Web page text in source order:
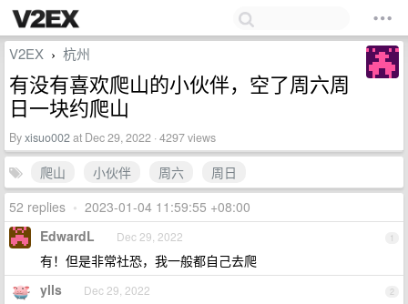
V2EX › 杭州
有没有喜欢爬山的小伙伴，空了周六周
日一块约爬山
Byxisuo002at Dec 29, 2022 · 4297 views
爬山 小伙伴 周六
周日
52 replies • 2023-01-04 11:59:55 +08:00
1
EdwardL Dec 29, 2022
有！但是非常社恐，我一般都自己去爬
2
ylls Dec 29, 2022